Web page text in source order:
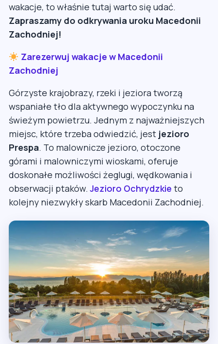
wakacje, to właśnie tutaj warto się udać.
Zapraszamy do odkrywania uroku Macedonii
Zachodniej!
Zarezerwuj wakacje w Macedonii
Zachodniej
Górzyste krajobrazy, rzeki i jeziora tworzą
wspaniałe tło dla aktywnego wypoczynku na
świeżym powietrzu. Jednym z najważniejszych
miejsc, które trzeba odwiedzić, jest jezioro
Prespa. To malownicze jezioro, otoczone
górami i malowniczymi wioskami, oferuje
doskonałe możliwości żeglugi, wędkowania i
obserwacji ptaków.Jezioro Ochrydzkie to
kolejny niezwykły skarb Macedonii Zachodniej.